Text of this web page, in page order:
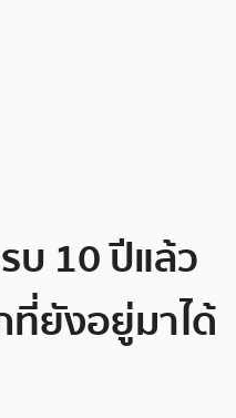
บ 10 ปีแล้ว
ที่ยังอยู่มาได้